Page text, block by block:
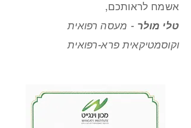
אשמח לראותכם,
טלי מולר - מעסה רפואית
וקוסמטיקאית פרא-רפואית